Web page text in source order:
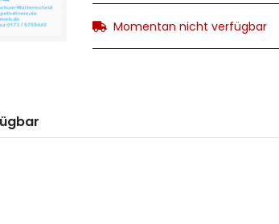
Momentan nicht verfügbar